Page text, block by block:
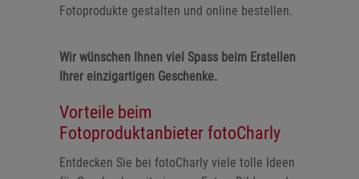
Fotoprodukte gestalten und online bestellen.
Wir wünschen Ihnen viel Spass beim Erstellen
Ihrer einzigartigen Geschenke.
Vorteile beim
Fotoproduktanbieter fotoCharly
Entdecken Sie bei fotoCharly viele tolle Ideen